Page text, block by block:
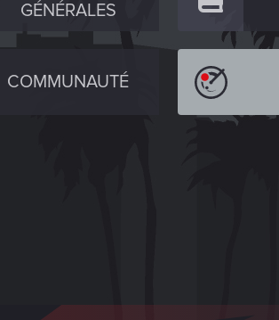
GÉNÉRALES
COMMUNAUTÉ